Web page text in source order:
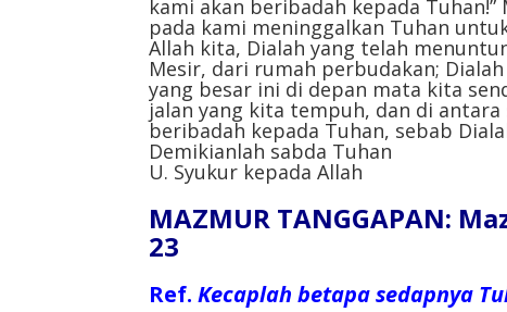
kami akan beribadah kepada
pada kami meninggalkan Tuhan
Allah kita, Dialah yang telah
Mesir, dari rumah perbudakan;
yang besar ini di depan mata kita
jalan yang kita tempuh, dan di
beribadah kepada Tuhan, sebab
Demikianlah sabda Tuhan
U. Syukur kepada Allah
MAZMUR TANGGAPAN:
23
Ref. Kecaplah betapa sedapnya